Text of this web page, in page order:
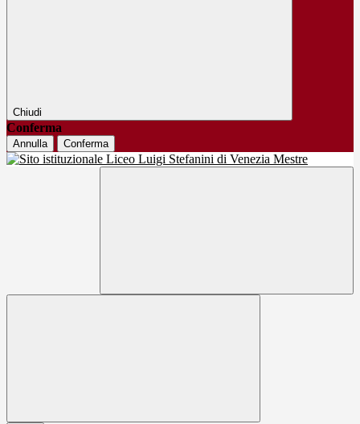
Chiudi
Conferma
Annulla Conferma